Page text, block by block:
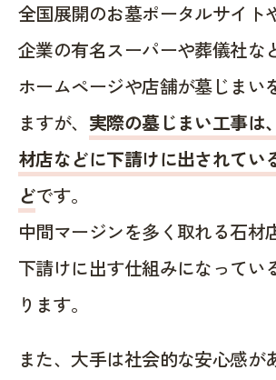
全国展開のお墓ポータルサイト
企業の有名スーパーや葬儀社な
ホームページや店舗が墓じまい
ますが、 実際の墓じまい工事は
材店などに下請けに出されてい
どです。
中間マージンを多く取れる石材
下請けに出す仕組みになってい
ります。
また、大手は社会的な安心感が